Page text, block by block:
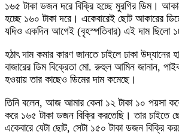
১৬৫ টাকা ডজন দরে বিক্রি হচ্ছে মুরগির ডিম।
হচ্ছে ১৬০ টাকা দরে। একেবারেই ছোট আকারের
যদিও একদিন আগেই (বৃহস্পতিবার) এই দাম ছিলো
হঠাৎ দাম কমার কারণ জানতে চাইলে ঢাকা উদ্যানের
বাজারের ডিম বিক্রেতা মো. রুহুল আমিন জানান,
হওয়ায় তার কাছেও ডিমের দাম কমেছে।
তিনি বলেন, আজ আমার কেনা ১২ টাকা ১০ পয়সা
করে ১৬৫ টাকা ডজন বিক্রি করতেছি। তার চাইতে
একেবারে যেটা ছোট, সেটা ১৫০ টাকা ডজন বিক্রি